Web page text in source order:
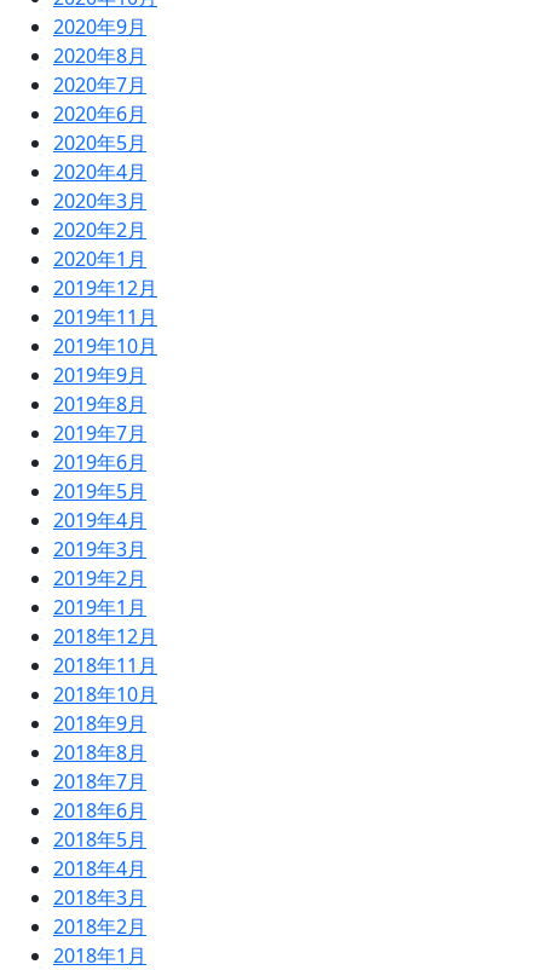
2020年9月
2020年8月
2020年7月
2020年6月
2020年5月
2020年4月
2020年3月
2020年2月
2020年1月
2019年12月
2019年11月
2019年10月
2019年9月
2019年8月
2019年7月
2019年6月
2019年5月
2019年4月
2019年3月
2019年2月
2019年1月
2018年12月
2018年11月
2018年10月
2018年9月
2018年8月
2018年7月
2018年6月
2018年5月
2018年4月
2018年3月
2018年2月
2018年1月